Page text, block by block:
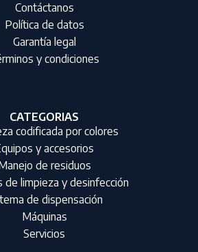
Contáctanos
Política de datos
Garantía legal
y condiciones
CATEGORIAS
codificada por colores
y accesorios
de residuos
de limpieza y desinfección
de dispensación
Máquinas
Servicios